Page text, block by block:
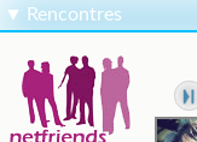
▼ Rencontres